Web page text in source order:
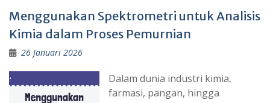
Menggunakan Spektrometri untuk Analisis
Kimia dalam Proses Pemurnian
26 Januari 2026
Dalam dunia industri kimia,
farmasi, pangan, hingga